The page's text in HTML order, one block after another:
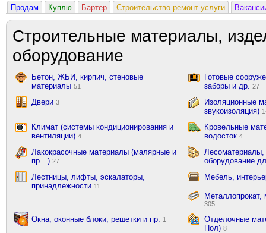
Продам Куплю Бартер Строительство ремонт услуги
Строительные материалы,
оборудование
Бетон, ЖБИ, кирпич, стеновые
материалы 51
Готовые
заборы и др.
27
Двери 3
Изоляционные
звукоизоляция)
Климат (системы кондиционирования и
вентиляции) 4
Кровельные
водосток 4
Лакокрасочные материалы (малярные и
пр…) 27
оборудование
Лестницы, лифты, эскалаторы,
принадлежности 11
Мебель,
305
Окна, оконные блоки, решетки и пр. 1
Отделочные
Пол) 8